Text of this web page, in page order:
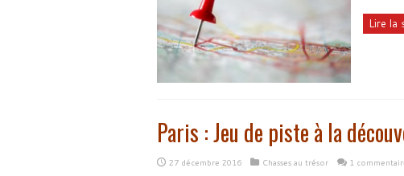
Lire la
Paris : Jeu de piste à la
27 décembre 2016 Chasses au trésor 1